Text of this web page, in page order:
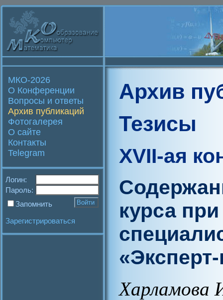
МКО-2026
О Конференции
Вопросы и ответы
Архив публикаций
Фотогалерея
О сайте
Контакты
Telegram
Логин:
Пароль:
Запомнить
Зарегистрироваться
Архив
Тезисы
XVII-ая
курса